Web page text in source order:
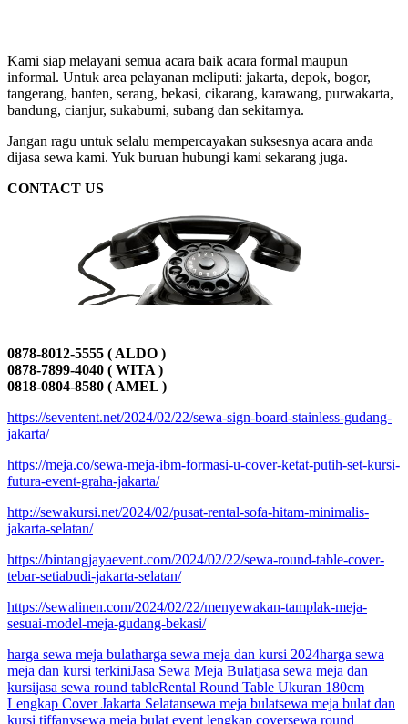
Kami siap melayani semua acara baik acara formal maupun
informal. Untuk area pelayanan meliputi: jakarta, depok, bogor,
tangerang, banten, serang, bekasi, cikarang, karawang, purwakarta,
bandung, cianjur, sukabumi, subang dan sekitarnya.
Jangan ragu untuk selalu mempercayakan suksesnya acara anda
dijasa sewa kami. Yuk buruan hubungi kami sekarang juga.
CONTACT US
0878-8012-5555 ( ALDO )
0878-7899-4040 ( WITA )
0818-0804-8580 ( AMEL )
https://seventent.net/2024/02/22/sewa-sign-board-stainless-gudang-
jakarta/
https://meja.co/sewa-meja-ibm-formasi-u-cover-ketat-putih-set-kursi-
futura-event-graha-jakarta/
http://sewakursi.net/2024/02/pusat-rental-sofa-hitam-minimalis-
jakarta-selatan/
https://bintangjayaevent.com/2024/02/22/sewa-round-table-cover-
tebar-setiabudi-jakarta-selatan/
https://sewalinen.com/2024/02/22/menyewakan-tamplak-meja-
sesuai-model-meja-gudang-bekasi/
harga sewa meja bulatharga sewa meja dan kursi 2024harga sewa
meja dan kursi terkiniJasa Sewa Meja Bulatjasa sewa meja dan
kursijasa sewa round tableRental Round Table Ukuran 180cm
Lengkap Cover Jakarta Selatansewa meja bulatsewa meja bulat dan
kursi tiffanysewa meja bulat event lengkap coversewa round